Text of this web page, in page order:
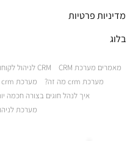
מדיניות פרטיות
בלוג
מאמרים מערכת CRM CRM לניהול לקוחות
מערכת crm מה זה?
מערכת crm בעברית
איך לנהל חוגים בצורה חכמה
מערכת